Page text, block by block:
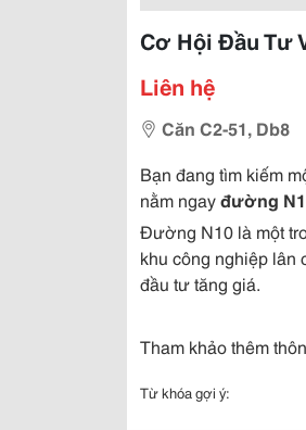
Cơ Hội Đầu Tư
Liên hệ
Căn C2-51, Db8
Bạn đang tìm kiếm
nằm ngayđường
Đường N10 là một
khu công nghiệp lân
đầu tư tăng giá.
Tham khảo thêm
Từ khóa gợi ý: